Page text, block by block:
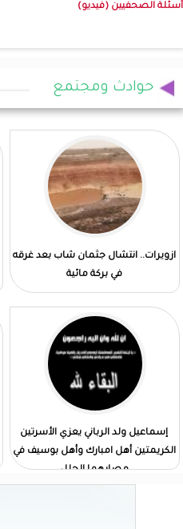
أسئلة الصحفيين (فيديو)
حوادث ومجتمع
ازويرات.. انتشال جثمان شاب بعد غرقه
في بركة مائية
إسماعيل ولد الرباني يعزي الأسرتين
الكريمتين أهل امبارك وأهل بوسيف في
مصابهما الجلل